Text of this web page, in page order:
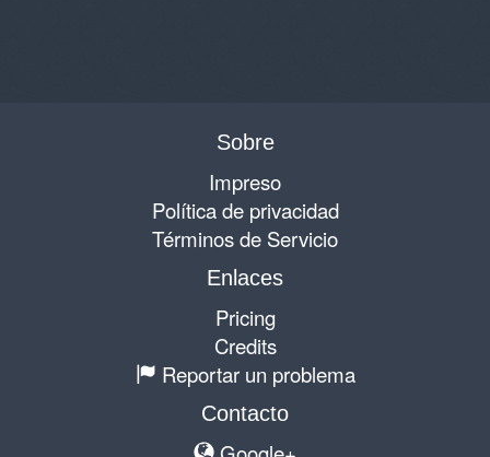
Sobre
Impreso
Política de privacidad
Términos de Servicio
Enlaces
Pricing
Credits
Reportar un problema
Contacto